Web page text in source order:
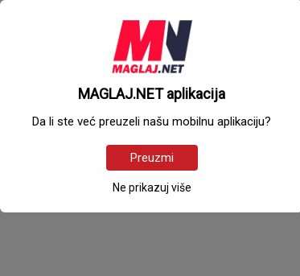
MAGLAJ.NET aplikacija
Da li ste već preuzeli našu mobilnu aplikaciju?
Preuzmi
Ne prikazuj više